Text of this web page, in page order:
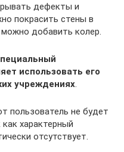
дефекты и
покрасить стены в
добавить колер.
использовать его
учреждениях.
пользователь не будет
характерный
отсутствует.